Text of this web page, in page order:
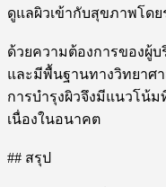
ดูแลผิวเข้ากับสุขภาพโดย
ด้วยความต้องการของผู้
และมีพื้นฐานทางวิทยาศ
การบำรุงผิวจึงมีแนวโน้
เนื่องในอนาคต
## สรุป